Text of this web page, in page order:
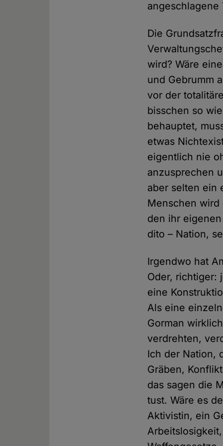
angeschlagene
Die
wird? Wäre
und Gebrumm
vor der
bisschen so
behauptet,
etwas
eigentlich nie
anzusprechen
aber selten ein
Menschen
den ihr
dito – Nation,
Irgendwo hat
Oder, richtiger:
eine
Als eine
Gorman
verdrehten,
Ich der Nation,
Gräben,
das sagen die
tust. Wäre es
Aktivistin, ein